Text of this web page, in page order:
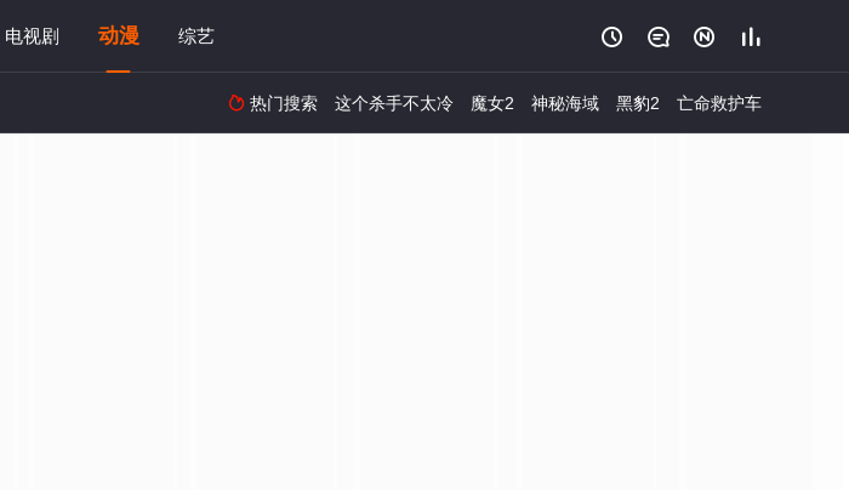
电视剧 动漫 综艺    
 热门搜索 这个杀手不太冷 魔女2 神秘海域 黑豹2 亡命救护车